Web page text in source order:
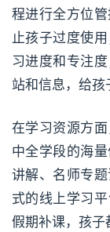
程进行全方位
止孩子过度使
习进度和专注
站和信息，给孩
在学习资源方
中全学段的海
讲解、名师专
式的线上学习
假期补课，孩子